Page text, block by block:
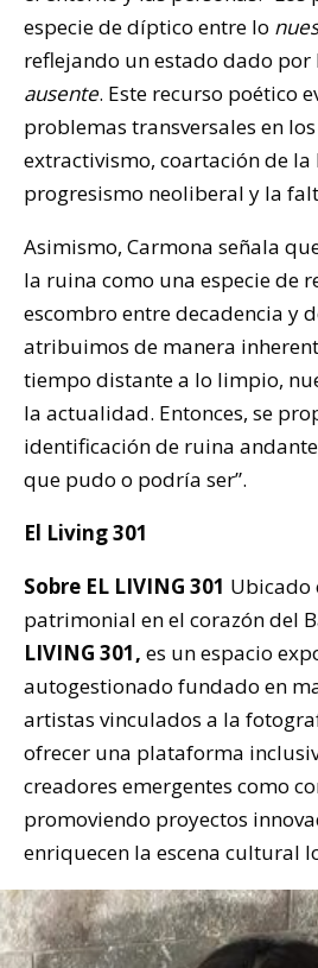
especie de díptico entre lo
reflejando un estado dado por
ausente. Este recurso poético
problemas transversales en
extractivismo, coartación de
progresismo neoliberal y la
Asimismo, Carmona señala
la ruina como una especie de
escombro entre decadencia y
atribuimos de manera
tiempo distante a lo limpio,
la actualidad. Entonces, se
identificación de ruina
que pudo o podría ser”.
El Living 301
Sobre EL LIVING 301 Ubicado
patrimonial en el corazón del
LIVING 301, es un espacio
autogestionado fundado en
artistas vinculados a la
ofrecer una plataforma
creadores emergentes como
promoviendo proyectos
enriquecen la escena cultural